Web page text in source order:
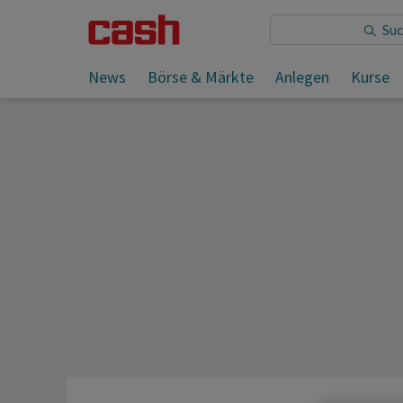
News Börse & Märkte Anlegen Kurse
Sie lesen: